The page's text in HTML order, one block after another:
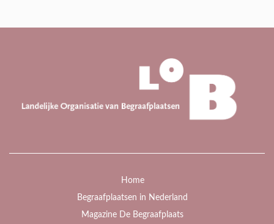
Home
Begraafplaatsen in Nederland
Magazine De Begraafplaats